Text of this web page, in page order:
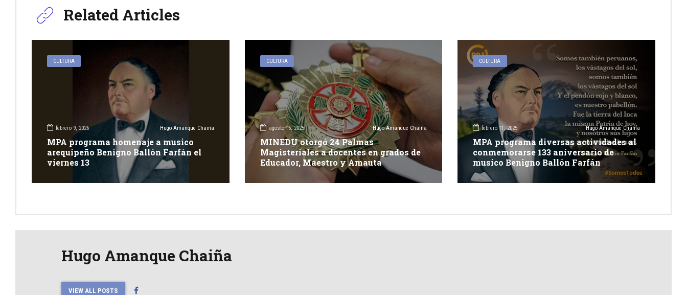
Related Articles
CULTURA
febrero 9, 2026 Hugo Amanque Chaiña
MPA programa homenaje a musico
arequipeño Benigno Ballón Farfán el
viernes 13
CULTURA
agosto 15, 2025 Hugo Amanque Chaiña
MINEDU otorgó 24 Palmas
Magisteriales a docentes en grados de
Educador, Maestro y Amauta
CULTURA
febrero 11, 2025 Hugo Amanque Chaiña
MPA programa diversas actividades al
conmemorarse 133 aniversario de
musico Benigno Ballón Farfán
Hugo Amanque Chaiña
VIEW ALL POSTS